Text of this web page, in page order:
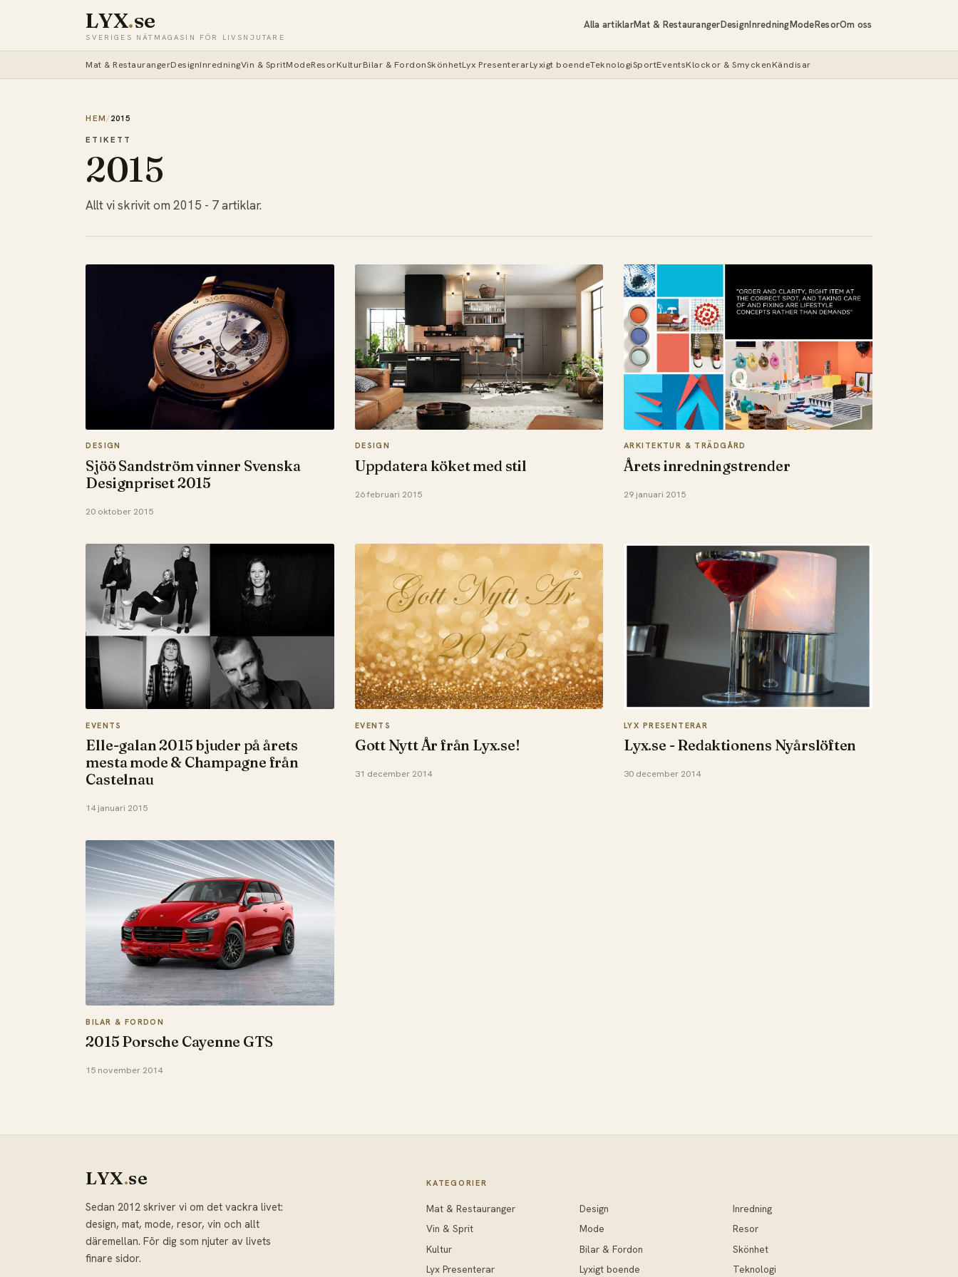
LYX.se
SVERIGES NÄTMAGASIN FÖR LIVSNJUTARE
Alla artiklarMat & RestaurangerDesignInredningModeResorOm oss
Mat & RestaurangerDesignInredningVin & SpritModeResorKulturBilar & FordonSkönhetLyx PresenterarLyxigt boendeTeknologiSportEventsKlockor & SmyckenKändisar
HEM / 2015
ETIKETT
2015
Allt vi skrivit om 2015 - 7 artiklar.
DESIGN
Sjöö Sandström vinner Svenska
Designpriset 2015
20 oktober 2015
DESIGN
Uppdatera köket med stil
26 februari 2015
ARKITEKTUR & TRÄDGÅRD
Årets inredningstrender
29 januari 2015
EVENTS
Elle-galan 2015 bjuder på årets
mesta mode & Champagne från
Castelnau
14 januari 2015
EVENTS
Gott Nytt År från Lyx.se!
31 december 2014
LYX PRESENTERAR
Lyx.se - Redaktionens Nyårslöften
30 december 2014
BILAR & FORDON
2015 Porsche Cayenne GTS
15 november 2014
LYX.se
Sedan 2012 skriver vi om det vackra livet:
design, mat, mode, resor, vin och allt
däremellan. För dig som njuter av livets
finare sidor.
KATEGORIER
Mat & Restauranger Design
Inredning
Vin & Sprit
Mode
Resor
Kultur
Bilar & Fordon
Skönhet
Lyx Presenterar
Lyxigt boende Teknologi